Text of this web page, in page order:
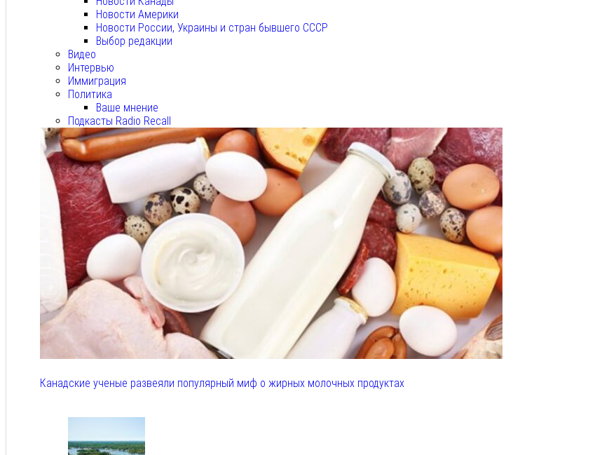
Новости Америки
Новости России, Украины и стран бывшего СССР
Выбор редакции
Видео
Интервью
Иммиграция
Политика
Ваше мнение
Подкасты Radio Recall
Канадские ученые развеяли популярный миф о жирных молочных продуктах